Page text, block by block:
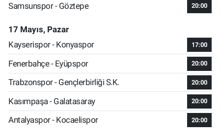
Samsunspor - Göztepe 20:00
17 Mayıs, Pazar
Kayserispor - Konyaspor
17:00
Fenerbahçe - Eyüpspor 20:00
Trabzonspor - Gençlerbirliği S.K. 20:00
Kasımpaşa - Galatasaray 20:00
Antalyaspor - Kocaelispor 20:00